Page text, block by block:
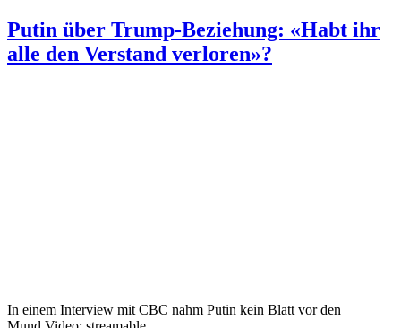
Putin über Trump-Beziehung: «Habt ihr
alle den Verstand verloren»?
In einem Interview mit CBC nahm Putin kein Blatt vor den